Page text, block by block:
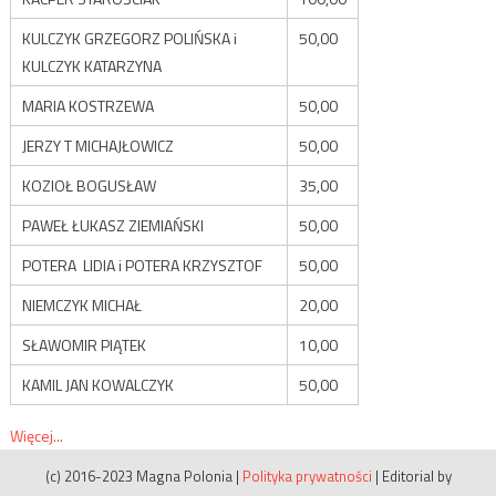
KULCZYK GRZEGORZ POLIŃSKA i
KULCZYK KATARZYNA
50,00
MARIA KOSTRZEWA
50,00
JERZY T MICHAJŁOWICZ
50,00
KOZIOŁ BOGUSŁAW
35,00
PAWEŁ ŁUKASZ ZIEMIAŃSKI
50,00
POTERA LIDIA i POTERA KRZYSZTOF
50,00
NIEMCZYK MICHAŁ
20,00
SŁAWOMIR PIĄTEK
10,00
KAMIL JAN KOWALCZYK
50,00
Więcej...
(c) 2016-2023 Magna Polonia | Polityka prywatności | Editorial by